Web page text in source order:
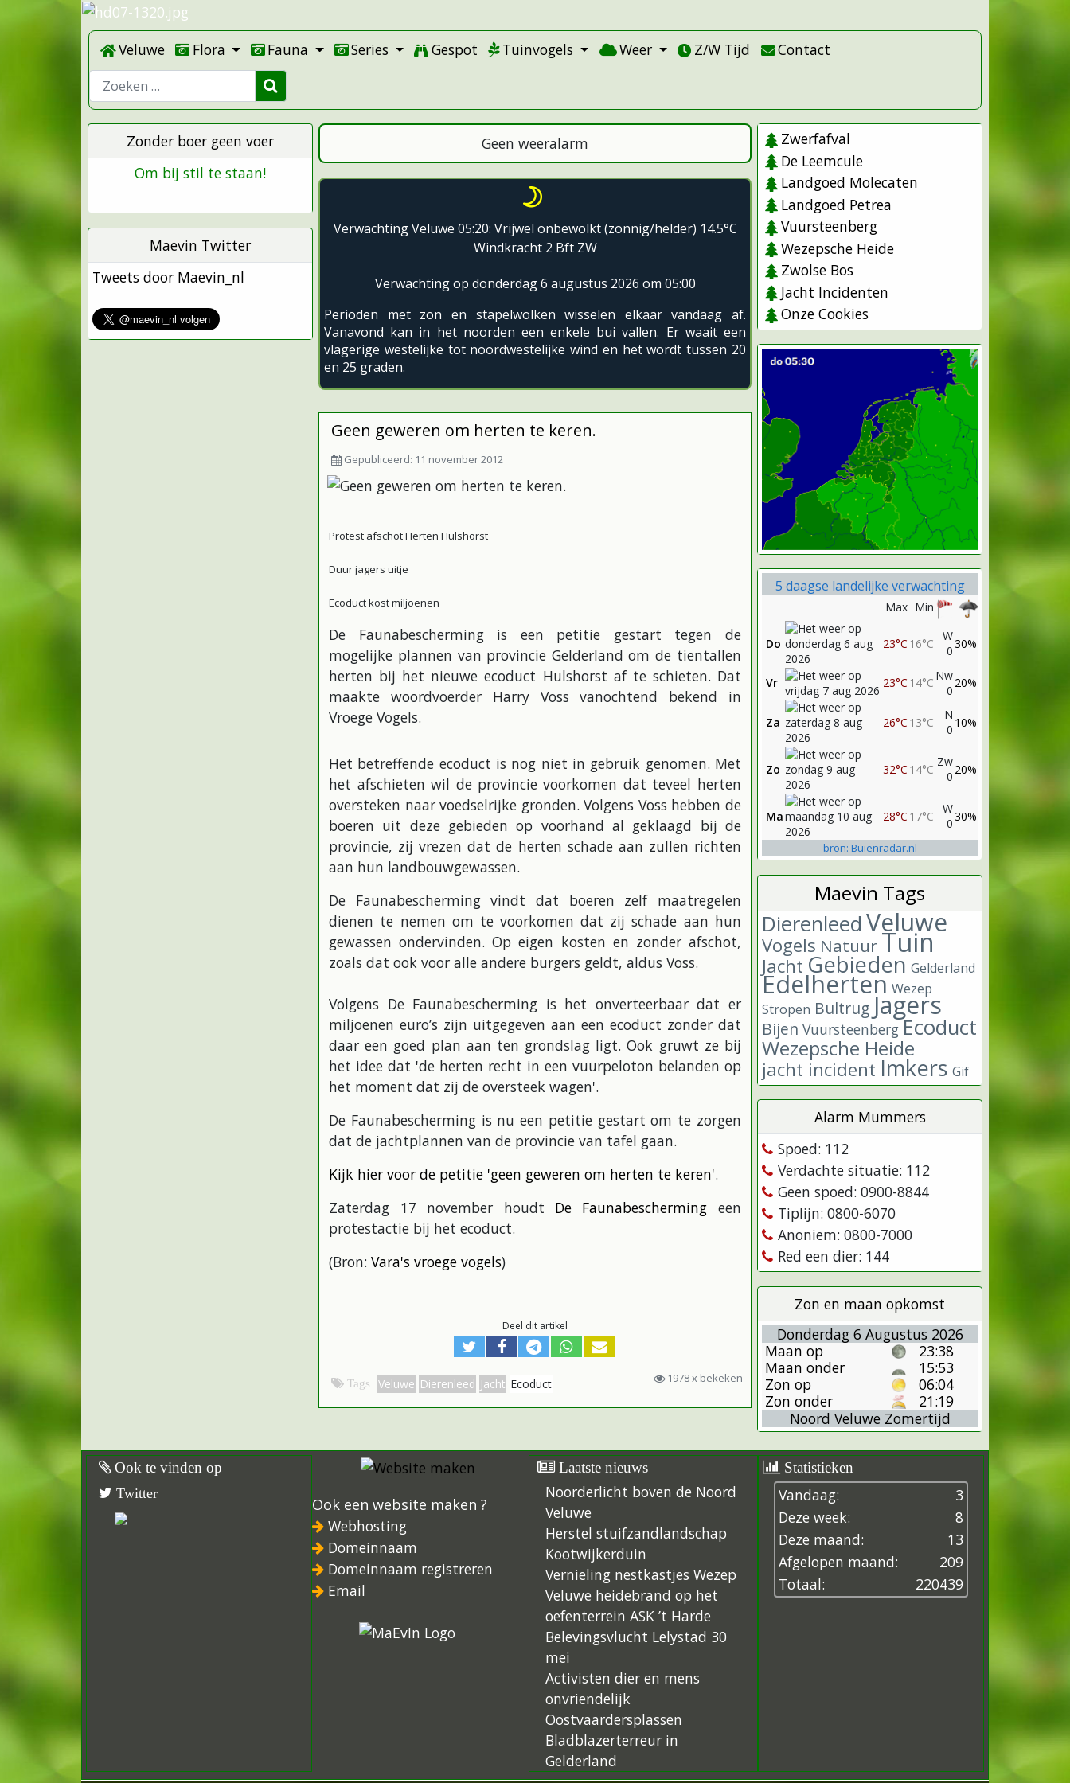
Veluwe Flora Fauna Series Gespot Tuinvogels Weer Z/W Tijd
Contact
Zoeken
Zonder boer geen voer
Om bij stil te staan!
Maevin Twitter
Tweets door Maevin_nl
Geen weeralarm
Verwachting Veluwe 05:20: Vrijwel onbewolkt (zonnig/helder) 14.5°C
Windkracht 2 Bft ZW
Verwachting op donderdag 6 augustus 2026 om 05:00
Perioden met zon en stapelwolken wisselen elkaar vandaag af.
Vanavond kan in het noorden een enkele bui vallen. Er waait een
vlagerige westelijke tot noordwestelijke wind en het wordt tussen 20
en 25 graden.
Geen geweren om herten te keren.
Gepubliceerd: 11 november 2012
Protest afschot Herten Hulshorst
Duur jagers uitje
Ecoduct kost miljoenen
De Faunabescherming is een petitie gestart tegen de
mogelijke plannen van provincie Gelderland om de tientallen
herten bij het nieuwe ecoduct Hulshorst af te schieten. Dat
maakte woordvoerder Harry Voss vanochtend bekend in
Vroege Vogels.
Het betreffende ecoduct is nog niet in gebruik genomen. Met
het afschieten wil de provincie voorkomen dat teveel herten
oversteken naar voedselrijke gronden. Volgens Voss hebben de
boeren uit deze gebieden op voorhand al geklaagd bij de
provincie, zij vrezen dat de herten schade aan zullen richten
aan hun landbouwgewassen.
De Faunabescherming vindt dat boeren zelf maatregelen
dienen te nemen om te voorkomen dat zij schade aan hun
gewassen ondervinden. Op eigen kosten en zonder afschot,
zoals dat ook voor alle andere burgers geldt, aldus Voss.
Volgens De Faunabescherming is het onverteerbaar dat er
miljoenen euro’s zijn uitgegeven aan een ecoduct zonder dat
daar een goed plan aan ten grondslag ligt. Ook gruwt ze bij
het idee dat 'de herten recht in een vuurpeloton belanden op
het moment dat zij de oversteek wagen'.
De Faunabescherming is nu een petitie gestart om te zorgen
dat de jachtplannen van de provincie van tafel gaan.
Kijk hier voor de petitie 'geen geweren om herten te keren'.
Zaterdag 17 november houdt De Faunabescherming een
protestactie bij het ecoduct.
(Bron:Vara's vroege vogels)
Deel dit artikel
1978 x bekeken
Tags Veluwe Dierenleed Jacht Ecoduct
Zwerfafval
De Leemcule
Landgoed Molecaten
Landgoed Petrea
Vuursteenberg
Wezepsche Heide
Zwolse Bos
Jacht Incidenten
Onze Cookies
5 daagse landelijke verwachting
Max Min
Do 23°C 16°C
W
030%
Vr 23°C 14°C Nw
0
20%
Za 26°C 13°C
N
0 10%
Zo 32°C 14°C
Zw
0 20%
Ma 28°C 17°C
W
030%
bron: Buienradar.nl
Maevin Tags
Dierenleed Veluwe
Vogels Natuur Tuin
Jacht Gebieden Gelderland
Edelherten Wezep
Stropen Bultrug Jagers
Bijen Vuursteenberg Ecoduct
Wezepsche Heide
jacht incident Imkers Gif
Alarm Mummers
Spoed: 112
Verdachte situatie: 112
Geen spoed: 0900-8844
Tiplijn: 0800-6070
Anoniem: 0800-7000
Red een dier: 144
Zon en maan opkomst
Donderdag 6 Augustus 2026
Maan op
23:38
Maan onder
15:53
Zon op
06:04
Zon onder
21:19
Noord Veluwe Zomertijd
Ook te vinden op
Twitter
Ook een website maken ?
Webhosting
Domeinnaam
Domeinnaam registreren
Email
Laatste nieuws
Noorderlicht boven de Noord
Veluwe
Herstel stuifzandlandschap
Kootwijkerduin
Vernieling nestkastjes Wezep
Veluwe heidebrand op het
oefenterrein ASK ’t Harde
Belevingsvlucht Lelystad 30
mei
Activisten dier en mens
onvriendelijk
Oostvaardersplassen
Bladblazerterreur in
Gelderland
Statistieken
Vandaag:
3
Deze week:
8
Deze maand:
13
Afgelopen maand:
209
Totaal:
220439